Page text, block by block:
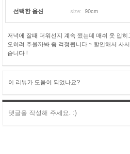
선택한 옵션 size: 90cm
저녁에 잘때 더워선지 계속 깼는데 매쉬 옷 입
오히려 추울까봐 좀 걱정됩니다 ~ 할인해서 사
습니다 !
이 리뷰가 도움이 되었나요?